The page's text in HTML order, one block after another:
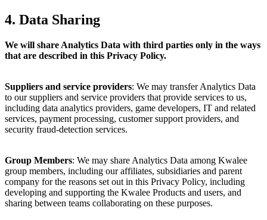
4. Data Sharing
We will share Analytics Data with third parties only in the ways
that are described in this Privacy Policy.
Suppliers and service providers: We may transfer Analytics Data
to our suppliers and service providers that provide services to us,
including data analytics providers, game developers, IT and related
services, payment processing, customer support providers, and
security fraud-detection services.
Group Members: We may share Analytics Data among Kwalee
group members, including our affiliates, subsidiaries and parent
company for the reasons set out in this Privacy Policy, including
developing and supporting the Kwalee Products and users, and
sharing between teams collaborating on these purposes.